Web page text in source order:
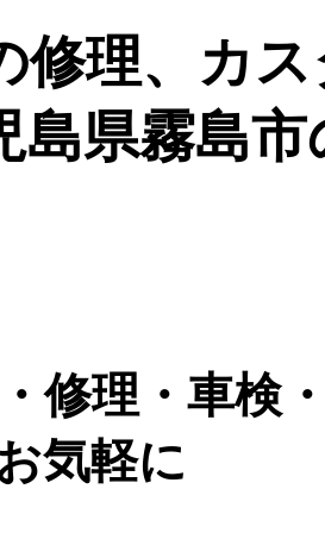
修理、カ
島県霧島
修理・車検
気軽に